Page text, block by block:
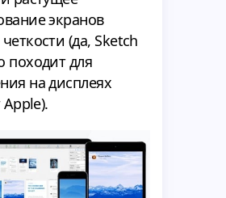
экранов
(да, Sketch
походит для
на дисплеях